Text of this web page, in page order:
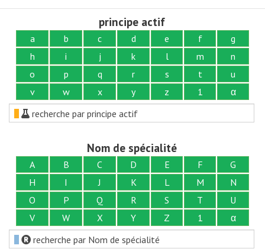
principe actif
a b c d e f
g
h
i j k l m
n
o
p q r s t
u
v
w x y z 1
α
recherche par principe actif
Nom de spécialité
A B C D E F
G
H
I J K L M
N
O
P Q R S T
U
V
W X Y Z 1
α
recherche par Nom de spécialité